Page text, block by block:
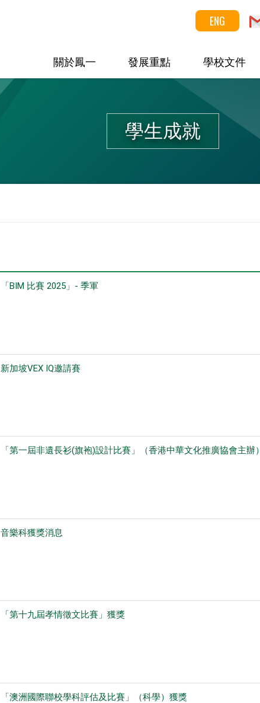
ENG
關於鳳一 發展重點 學校文件
學生成就
「BIM 比賽 2025」- 季軍
新加坡VEX IQ邀請賽
「第一屆非遺長衫(旗袍)設計比賽」（香港中華文化推廣協會主辦）
音樂科獲獎消息
「第十九屆孝情徵文比賽」獲獎
「澳洲國際聯校學科評估及比賽」（科學）獲獎